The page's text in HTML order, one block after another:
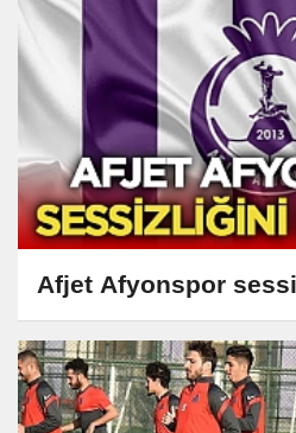
Afjet Afyonspor